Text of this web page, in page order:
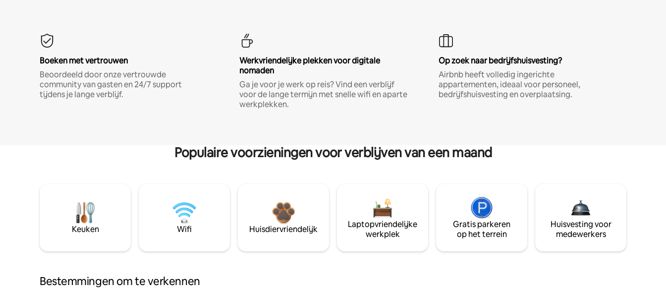
Boeken met vertrouwen
Beoordeeld door onze vertrouwde
community van gasten en 24/7 support
tijdens je lange verblijf.
Werkvriendelijke plekken voor digitale
nomaden
Ga je voor je werk op reis? Vind een verblijf
voor de lange termijn met snelle wifi en aparte
werkplekken.
Op zoek naar bedrijfshuisvesting?
Airbnb heeft volledig ingerichte
appartementen, ideaal voor personeel,
bedrijfshuisvesting en overplaatsing.
Populaire voorzieningen voor verblijven van een maand
Keuken Wifi Huisdiervriendelijk
Laptopvriendelijke
werkplek
Gratis parkeren
op het terrein
Huisvesting voor
medewerkers
Bestemmingen om te verkennen